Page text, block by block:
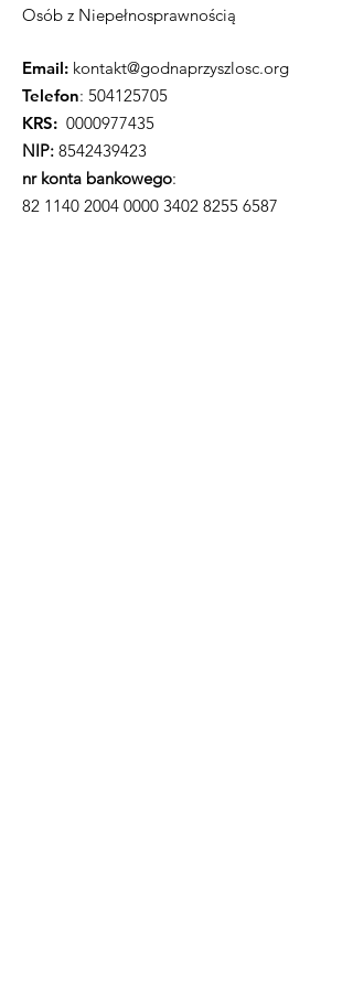
Osób z Niepełnosprawnością
Email: kontakt@godnaprzyszlosc.org
Telefon: 504125705
KRS: 0000977435
NIP: 8542439423
nr konta bankowego:
82 1140 2004 0000 3402 8255 6587